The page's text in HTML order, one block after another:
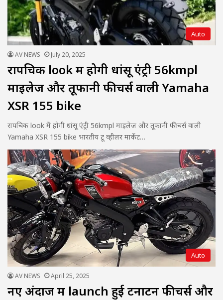
Auto
AV NEWS July 20, 2025
रापचिक look में होगी धांसू एंट्री 56kmpl
माइलेज और तूफानी फीचर्स वाली Yamaha
XSR 155 bike
रापचिक look में होगी धांसू एंट्री 56kmpl माइलेज और तूफानी फीचर्स वाली
Yamaha XSR 155 bike भारतीय टू व्हीलर मार्केट…
Auto
AV NEWS April 25, 2025
नए अंदाज में launch हुई टनाटन फीचर्स और